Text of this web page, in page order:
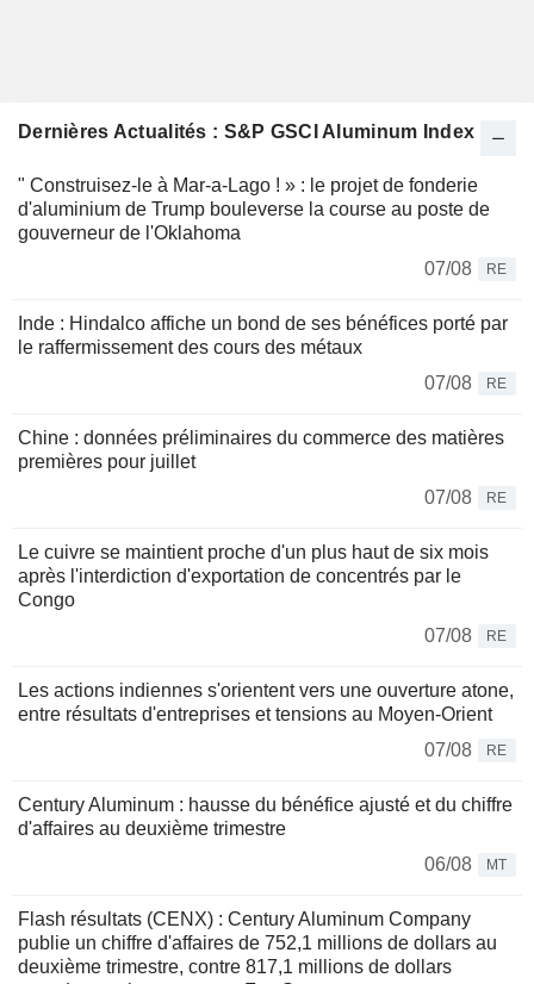
Dernières Actualités : S&P GSCI Aluminum Index
" Construisez-le à Mar-a-Lago ! » : le projet de fonderie
d'aluminium de Trump bouleverse la course au poste de
gouverneur de l'Oklahoma
07/08
RE
Inde : Hindalco affiche un bond de ses bénéfices porté par
le raffermissement des cours des métaux
07/08
RE
Chine : données préliminaires du commerce des matières
premières pour juillet
07/08
RE
Le cuivre se maintient proche d'un plus haut de six mois
après l'interdiction d'exportation de concentrés par le
Congo
07/08
RE
Les actions indiennes s'orientent vers une ouverture atone,
entre résultats d'entreprises et tensions au Moyen-Orient
07/08
RE
Century Aluminum : hausse du bénéfice ajusté et du chiffre
d'affaires au deuxième trimestre
06/08
MT
Flash résultats (CENX) : Century Aluminum Company
publie un chiffre d'affaires de 752,1 millions de dollars au
deuxième trimestre, contre 817,1 millions de dollars